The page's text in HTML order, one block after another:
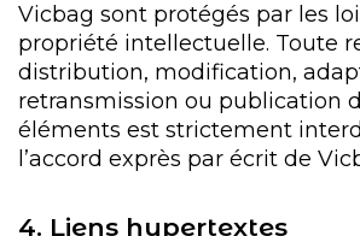
Vicbag sont protégés par les
propriété intellectuelle. Toute
distribution, modification,
retransmission ou publication
éléments est strictement
l’accord exprès par écrit de
4. Liens hypertextes